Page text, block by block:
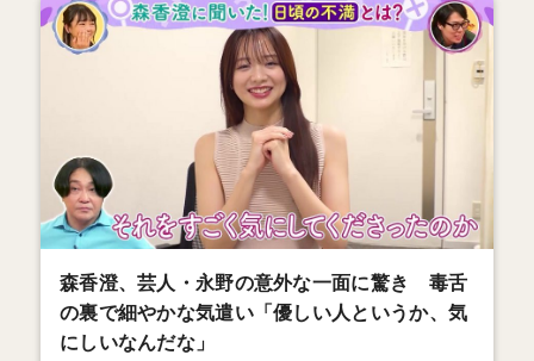
森香澄、芸人・永野の意外な一面に驚き 毒舌
の裏で細やかな気遣い「優しい人というか、気
にしいなんだな」